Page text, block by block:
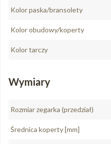
Kolor paska/bransolety
Kolor obudowy/koperty
Kolor tarczy
Wymiary
Rozmiar zegarka (przedział)
Średnica koperty [mm]